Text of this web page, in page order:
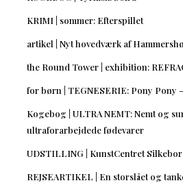
KRIMI | sommer: Efterspillet
artikel | Nyt hovedværk af
the Round Tower | exhibition:
for børn | TEGNESERIE: Pony
Kogebog | ULTRA NEMT: Nemt og
ultraforarbejdede fødevarer
UDSTILLING | KunstCentret
REJSEARTIKEL | En storslået og